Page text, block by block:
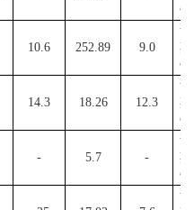
性
10.6 252.89 9.0
预
期
性
14.3 18.26 12.3
预
期
性
- 5.7 -
预
期
性
预